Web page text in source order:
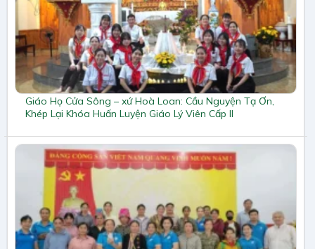
Giáo Họ Cửa Sông – xứ Hoà Loan: Cầu Nguyện Tạ Ơn,
Khép Lại Khóa Huấn Luyện Giáo Lý Viên Cấp II